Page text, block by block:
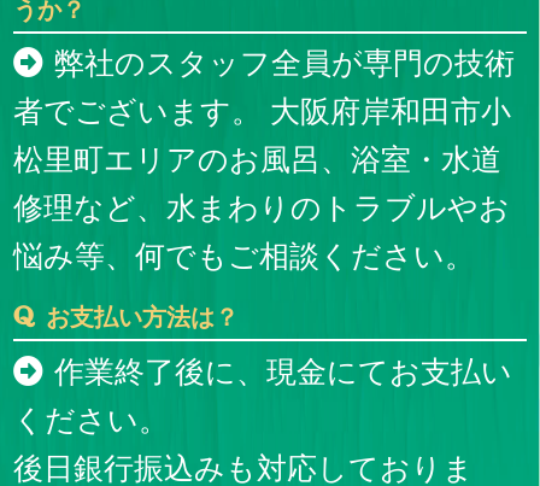
うか？
弊社のスタッフ全員が専門の技術
者でございます。 大阪府岸和田市小
松里町エリアのお風呂、浴室・水道
修理など、水まわりのトラブルやお
悩み等、何でもご相談ください。
お支払い方法は？
作業終了後に、現金にてお支払い
ください。
後日銀行振込みも対応しておりま